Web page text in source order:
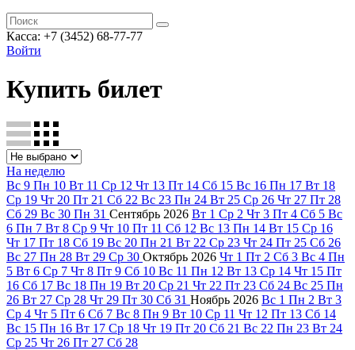
Касса: +7 (3452) 68-77-77
Войти
Купить билет
На неделю
Вс 9 Пн 10 Вт 11 Ср 12 Чт 13 Пт 14 Сб 15 Вс 16 Пн 17 Вт 18
Ср 19 Чт 20 Пт 21 Сб 22 Вс 23 Пн 24 Вт 25 Ср 26 Чт 27 Пт 28
Сб 29 Вс 30 Пн 31 Сентябрь 2026 Вт 1 Ср 2 Чт 3 Пт 4 Сб 5 Вс
6 Пн 7 Вт 8 Ср 9 Чт 10 Пт 11 Сб 12 Вс 13 Пн 14 Вт 15 Ср 16
Чт 17 Пт 18 Сб 19 Вс 20 Пн 21 Вт 22 Ср 23 Чт 24 Пт 25 Сб 26
Вс 27 Пн 28 Вт 29 Ср 30 Октябрь 2026 Чт 1 Пт 2 Сб 3 Вс 4 Пн
5 Вт 6 Ср 7 Чт 8 Пт 9 Сб 10 Вс 11 Пн 12 Вт 13 Ср 14 Чт 15 Пт
16 Сб 17 Вс 18 Пн 19 Вт 20 Ср 21 Чт 22 Пт 23 Сб 24 Вс 25 Пн
26 Вт 27 Ср 28 Чт 29 Пт 30 Сб 31 Ноябрь 2026 Вс 1 Пн 2 Вт 3
Ср 4 Чт 5 Пт 6 Сб 7 Вс 8 Пн 9 Вт 10 Ср 11 Чт 12 Пт 13 Сб 14
Вс 15 Пн 16 Вт 17 Ср 18 Чт 19 Пт 20 Сб 21 Вс 22 Пн 23 Вт 24
Ср 25 Чт 26 Пт 27 Сб 28